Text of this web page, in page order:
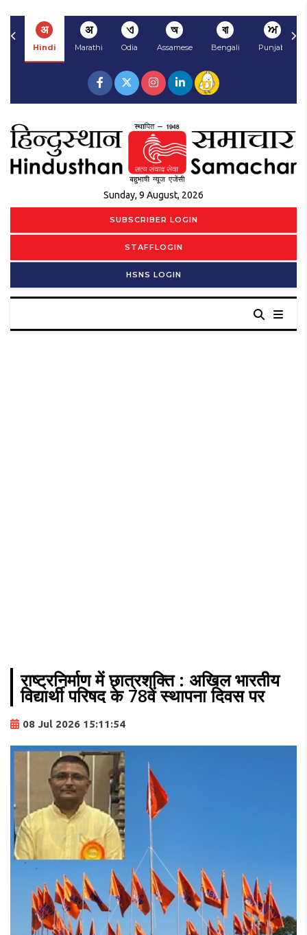
अ
Hindi
अ
Marathi
ଏ
Odia
অ
Assamese
বা
Bengali
ਅ
Punjabi
Sunday, 9 August, 2026
SUBSCRIBER LOGIN
STAFFLOGIN
HSNS LOGIN
राष्ट्रनिर्माण में छात्रशक्ति : अखिल भारतीय
विद्यार्थी परिषद के 78वें स्थापना दिवस पर
08 Jul 2026 15:11:54